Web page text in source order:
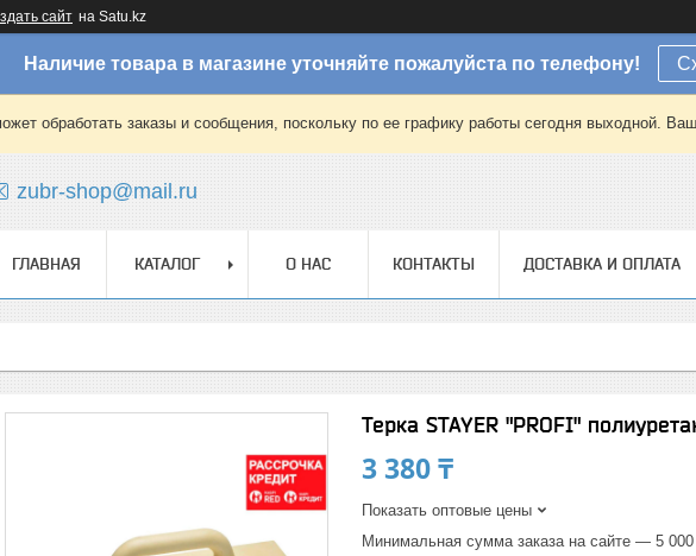
сайт на Satu.kz
Наличие товара в магазине уточняйте пожалуйста по телефону!
обработать заказы и сообщения, поскольку по ее графику работы сегодня выходной.
zubr-shop@mail.ru
ГЛАВНАЯ КАТАЛОГ О НАС КОНТАКТЫ ДОСТАВКА И ОПЛАТА
Терка STAYER "PROFI"
3 380 ₸
Показать оптовые цены
Минимальная сумма заказа на сайте — 5